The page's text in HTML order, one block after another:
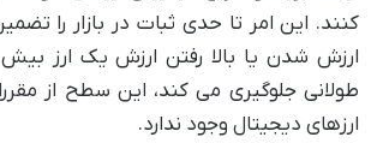
کنند. این امر تا حدی ثبات در بازار را
ارزش شدن یا بالا رفتن ارزش یک ارز
طولانی جلوگیری می کند، این سطح از
ارزهای دیجیتال وجود ندارد.